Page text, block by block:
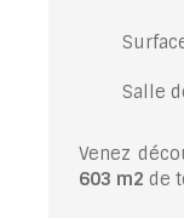
Salle
Venez
603 m2 de